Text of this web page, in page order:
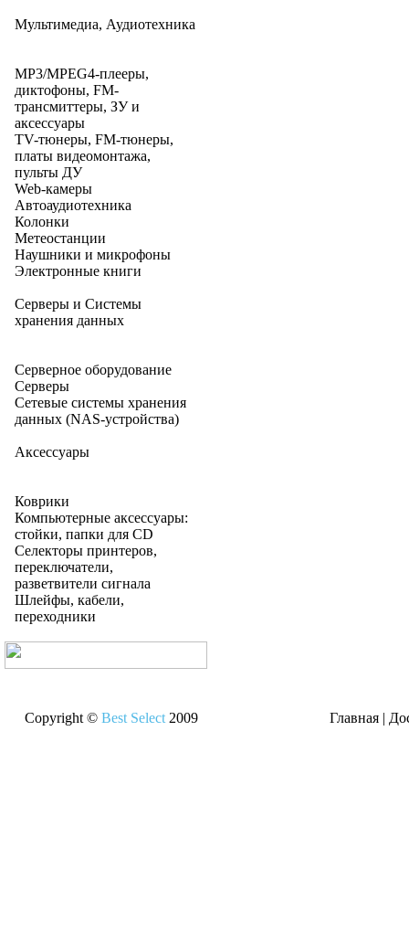
Мультимедиа, Аудиотехника
MP3/MPEG4-плееры,
диктофоны, FM-
трансмиттеры, ЗУ и
аксессуары
TV-тюнеры, FM-тюнеры,
платы видеомонтажа,
пульты ДУ
Web-камеры
Автоаудиотехника
Колонки
Метеостанции
Наушники и микрофоны
Электронные книги
Серверы и Системы
хранения данных
Серверное оборудование
Серверы
Сетевые системы хранения
данных (NAS-устройства)
Аксессуары
Коврики
Компьютерные аксессуары:
стойки, папки для CD
Селекторы принтеров,
переключатели,
разветвители сигнала
Шлейфы, кабели,
переходники
Copyright © Best Select2009 Главная |